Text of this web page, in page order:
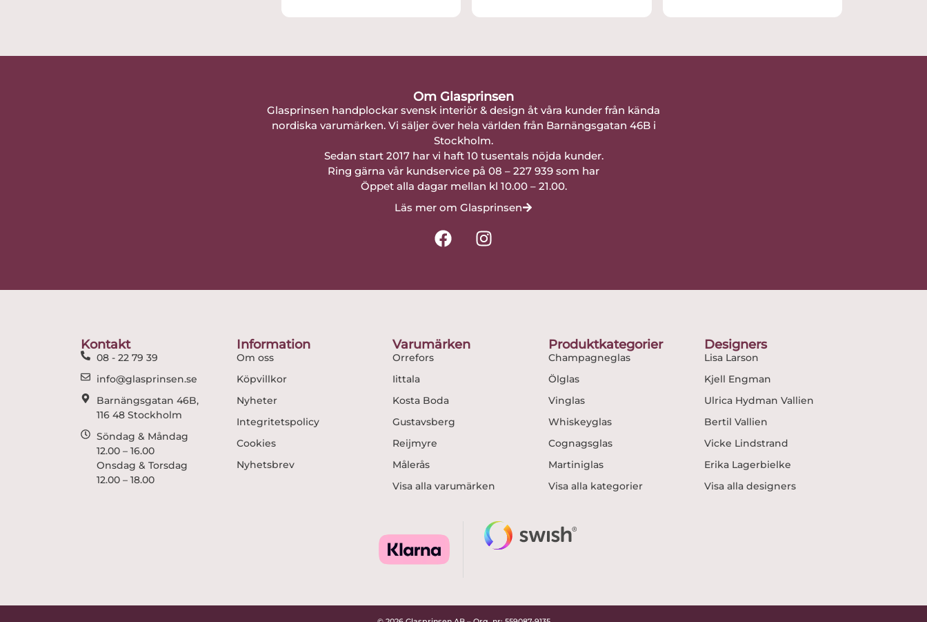
faktiskt som ny...:-)
Sändes omgående efter
Om Glasprinsen
Glasprinsen handplockar svensk interiör & design åt våra kunder från kända
nordiska varumärken. Vi säljer över hela världen från Barnängsgatan 46B i
Stockholm.
Sedan start 2017 har vi haft 10 tusentals nöjda kunder.
Ring gärna vår kundservice på 08 – 227 939 som har
Öppet alla dagar mellan kl 10.00 – 21.00.
Läs mer om Glasprinsen
F
a
k
I
n
Kontakt
08 - 22 79 39
info@glasprinsen.se
Barnängsgatan 46B,
116 48 Stockholm
Söndag & Måndag
12.00 – 16.00
Onsdag & Torsdag
12.00 – 18.00
Information
Om oss
Köpvillkor
Nyheter
Integritetspolicy
Cookies
Nyhetsbrev
Varumärken
Orrefors
Iittala
Kosta Boda
Gustavsberg
Reijmyre
Målerås
Visa alla varumärken
Produktkategorier
Champagneglas
Ölglas
Vinglas
Whiskeyglas
Cognagsglas
Martiniglas
Visa alla kategorier
Designers
Lisa Larson
Kjell Engman
Ulrica Hydman Vallien
Bertil Vallien
Vicke Lindstrand
Erika Lagerbielke
Visa alla designers